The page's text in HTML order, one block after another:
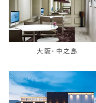
大阪・中之島